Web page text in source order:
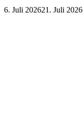
6. Juli 202621. Juli 2026